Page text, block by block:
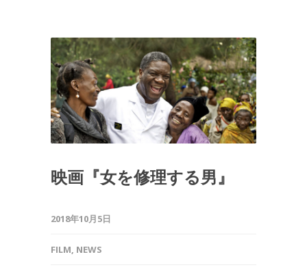
映画『女を修理する男』
2018年10月5日
FILM, NEWS